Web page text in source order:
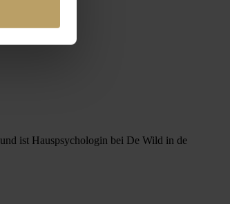
ist Hauspsychologin bei De Wild in de